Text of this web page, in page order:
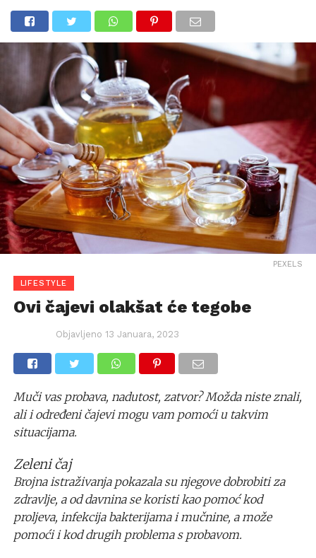
PEXELS
LIFESTYLE
Ovi čajevi olakšat će tegobe
Objavljeno 13 Januara, 2023
Muči vas probava, nadutost, zatvor? Možda niste znali,
ali i određeni čajevi mogu vam pomoći u takvim
situacijama.
Zeleni čaj
Brojna istraživanja pokazala su njegove dobrobiti za
zdravlje, a od davnina se koristi kao pomoć kod
proljeva, infekcija bakterijama i mučnine, a može
pomoći i kod drugih problema s probavom.